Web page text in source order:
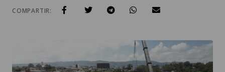
COMPARTIR: